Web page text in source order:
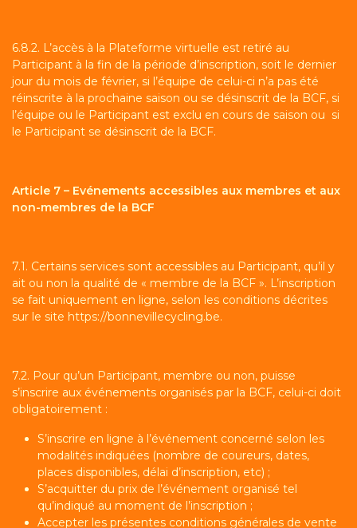
6.8.2. L’accès à la Plateforme virtuelle est retiré au
Participant à la fin de la période d’inscription, soit le dernier
jour du mois de février, si l’équipe de celui-ci n’a pas été
réinscrite à la prochaine saison ou se désinscrit de la BCF, si
l’équipe ou le Participant est exclu en cours de saison ou si
le Participant se désinscrit de la BCF.
Article 7 – Evénements accessibles aux membres et aux
non-membres de la BCF
7.1. Certains services sont accessibles au Participant, qu’il y
ait ou non la qualité de « membre de la BCF ». L’inscription
se fait uniquement en ligne, selon les conditions décrites
sur le site https://bonnevillecycling.be.
7.2. Pour qu’un Participant, membre ou non, puisse
s’inscrire aux événements organisés par la BCF, celui-ci doit
obligatoirement :
S’inscrire en ligne à l’événement concerné selon les
modalités indiquées (nombre de coureurs, dates,
places disponibles, délai d’inscription, etc) ;
S’acquitter du prix de l’événement organisé tel
qu’indiqué au moment de l’inscription ;
Accepter les présentes conditions générales de vente